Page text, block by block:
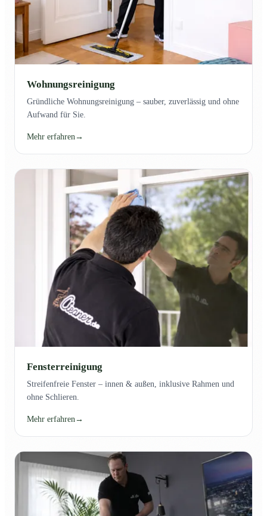
Wohnungsreinigung
Gründliche Wohnungsreinigung – sauber, zuverlässig und ohne
Aufwand für Sie.
Mehr erfahren →
Fensterreinigung
Streifenfreie Fenster – innen & außen, inklusive Rahmen und
ohne Schlieren.
Mehr erfahren→